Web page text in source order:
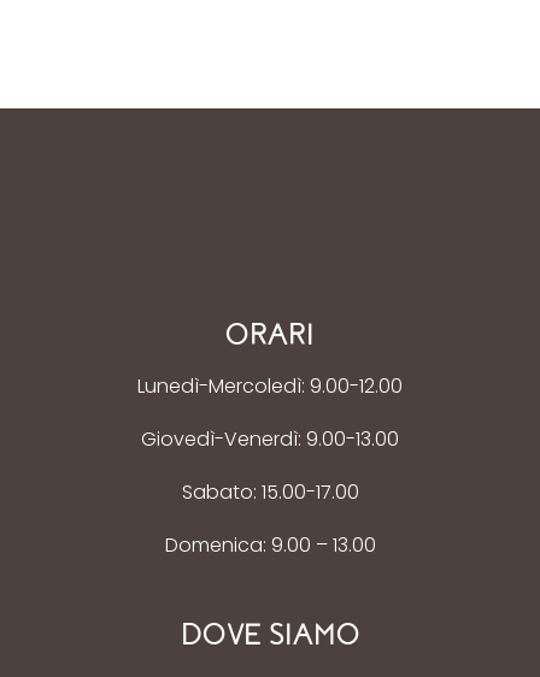
ORARI
Lunedì-Mercoledì: 9.00-12.00
Giovedì-Venerdì: 9.00-13.00
Sabato: 15.00-17.00
Domenica: 9.00 – 13.00
DOVE SIAMO